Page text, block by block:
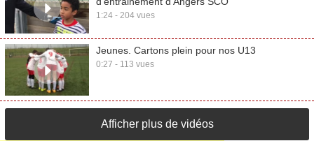
1:24 - 204 vues
Jeunes. Cartons plein pour nos U13
0:27 - 113 vues
Afficher plus de vidéos